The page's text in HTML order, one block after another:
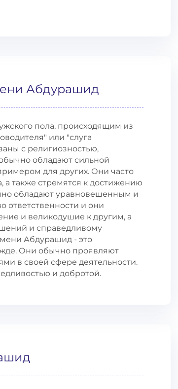
Абдурашид
пола, происходящим из
или "слуга
с религиозностью,
обладают сильной
для других. Они часто
а также стремятся к достижению
обладают уравновешенным и
ответственности и они
и великодушие к другим, а
и справедливому
Абдурашид - это
Они обычно проявляют
в своей сфере деятельности.
и добротой.